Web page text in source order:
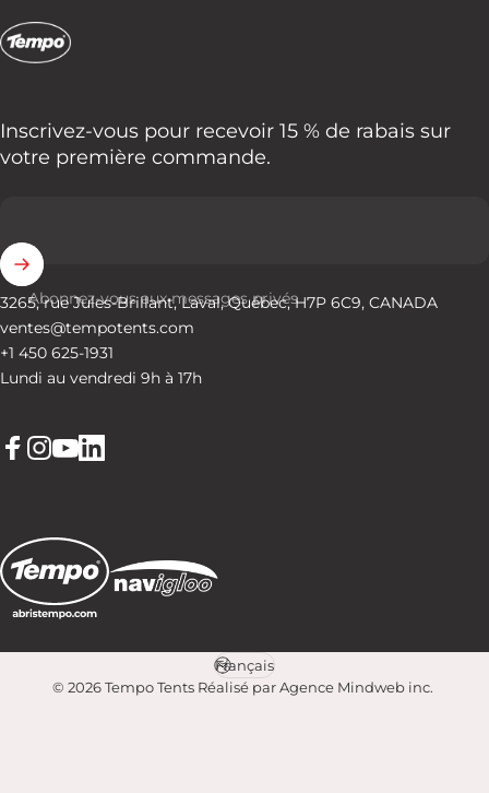
Tempo Tents
Inscrivez-vous pour recevoir 15 % de rabais sur
votre première commande.
Abonnez-vous aux messages privés
3265, rue Jules-Brillant, Laval, Québec, H7P 6C9, CANADA
ventes@tempotents.com
+1 450 625-1931
Lundi au vendredi 9h à 17h
© 2026 Tempo Tents Réalisé par Agence Mindweb inc.
Langue
Français